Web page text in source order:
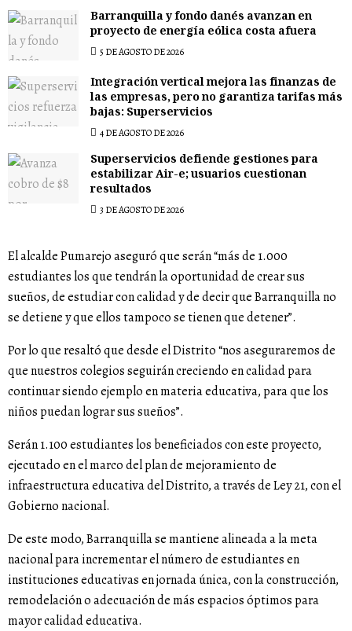
Barranquilla y fondo danés avanzan en
proyecto de energía eólica costa afuera
5 DE AGOSTO DE 2026
Integración vertical mejora las finanzas de
las empresas, pero no garantiza tarifas más
bajas: Superservicios
4 DE AGOSTO DE 2026
Superservicios defiende gestiones para
estabilizar Air-e; usuarios cuestionan
resultados
3 DE AGOSTO DE 2026
El alcalde Pumarejo aseguró que serán “más de 1.000
estudiantes los que tendrán la oportunidad de crear sus
sueños, de estudiar con calidad y de decir que Barranquilla no
se detiene y que ellos tampoco se tienen que detener”.
Por lo que resaltó que desde el Distrito “nos aseguraremos de
que nuestros colegios seguirán creciendo en calidad para
continuar siendo ejemplo en materia educativa, para que los
niños puedan lograr sus sueños”.
Serán 1.100 estudiantes los beneficiados con este proyecto,
ejecutado en el marco del plan de mejoramiento de
infraestructura educativa del Distrito, a través de Ley 21, con el
Gobierno nacional.
De este modo, Barranquilla se mantiene alineada a la meta
nacional para incrementar el número de estudiantes en
instituciones educativas en jornada única, con la construcción,
remodelación o adecuación de más espacios óptimos para
mayor calidad educativa.